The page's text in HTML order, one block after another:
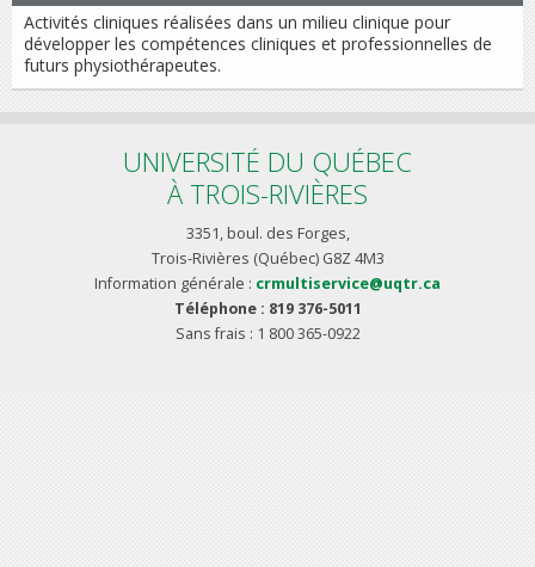
Activités cliniques réalisées dans un milieu clinique pour
développer les compétences cliniques et professionnelles de
futurs physiothérapeutes.
UNIVERSITÉ DU QUÉBEC
À TROIS-RIVIÈRES
3351, boul. des Forges,
Trois-Rivières (Québec) G8Z 4M3
Information générale : crmultiservice@uqtr.ca
Téléphone : 819 376-5011
Sans frais : 1 800 365-0922